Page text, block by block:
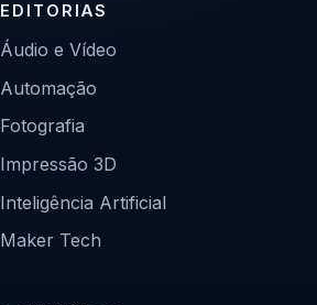
EDITORIAS
Áudio e Vídeo
Automação
Fotografia
Impressão 3D
Inteligência Artificial
Maker Tech